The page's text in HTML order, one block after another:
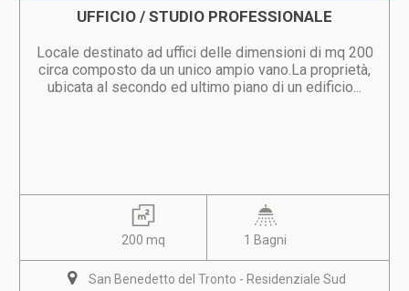
UFFICIO / STUDIO PROFESSIONALE
Locale destinato ad uffici delle dimensioni di mq 200
circa composto da un unico ampio vano.La proprietà,
ubicata al secondo ed ultimo piano di un edificio...
200 mq 1 Bagni
San Benedetto del Tronto - Residenziale Sud